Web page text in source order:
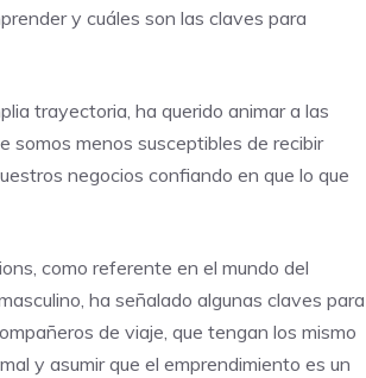
y cuáles son las claves para
trayectoria, ha querido animar a las
somos menos susceptibles de recibir
negocios confiando en que lo que
como referente en el mundo del
ha señalado algunas claves para
de viaje, que tengan los mismo
y asumir que el emprendimiento es un